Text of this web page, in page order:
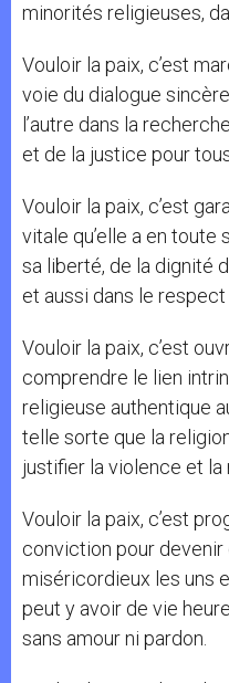
minorités religieuses,
Vouloir la paix, c’est
voie du dialogue
l’autre dans la
et de la justice pour
Vouloir la paix, c’est
vitale qu’elle a en
sa liberté, de la dignité
et aussi dans le
Vouloir la paix, c’est
comprendre le lien
religieuse authentique
telle sorte que la
justifier la violence et la
Vouloir la paix, c’est
conviction pour devenir
miséricordieux les uns
peut y avoir de vie
sans amour ni pardon.